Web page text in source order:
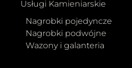
Usługi Kamieniarskie
Nagrobki pojedyncze
Nagrobki podwójne
Wazony i galanteria